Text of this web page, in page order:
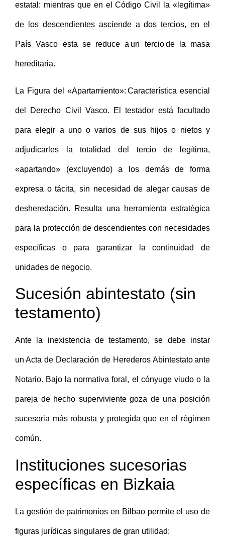
estatal: mientras que en el Código Civil la «legítima»
de los descendientes asciende a dos tercios, en el
País Vasco esta se reduce a un tercio de la masa
hereditaria.
La Figura del «Apartamiento»: Característica esencial
del Derecho Civil Vasco. El testador está facultado
para elegir a uno o varios de sus hijos o nietos y
adjudicarles la totalidad del tercio de legítima,
«apartando» (excluyendo) a los demás de forma
expresa o tácita, sin necesidad de alegar causas de
desheredación. Resulta una herramienta estratégica
para la protección de descendientes con necesidades
específicas o para garantizar la continuidad de
unidades de negocio.
Sucesión abintestato (sin
testamento)
Ante la inexistencia de testamento, se debe instar
un Acta de Declaración de Herederos Abintestato ante
Notario. Bajo la normativa foral, el cónyuge viudo o la
pareja de hecho superviviente goza de una posición
sucesoria más robusta y protegida que en el régimen
común.
Instituciones sucesorias
específicas en Bizkaia
La gestión de patrimonios en Bilbao permite el uso de
figuras jurídicas singulares de gran utilidad: